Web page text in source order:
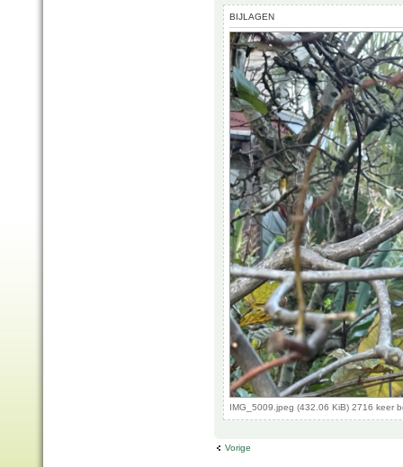
BIJLAGEN
IMG_5009.jpeg (432.06 KiB) 2716 keer
Vorige